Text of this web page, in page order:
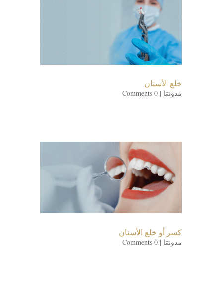
خلع الأسنان
مدونتنا | 0 Comments
كسر أو خلع الأسنان
مدونتنا | 0 Comments